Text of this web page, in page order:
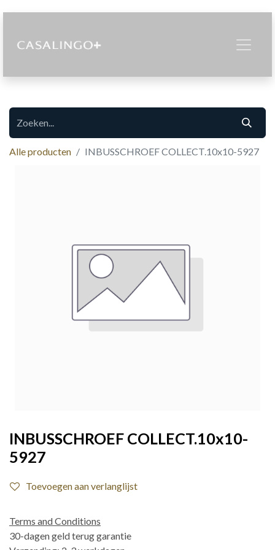
Alle producten INBUSSCHROEF COLLECT.10x10-5927
INBUSSCHROEF COLLECT.10x10-
5927
Toevoegen aan verlanglijst
Terms and Conditions
30-dagen geld terug garantie